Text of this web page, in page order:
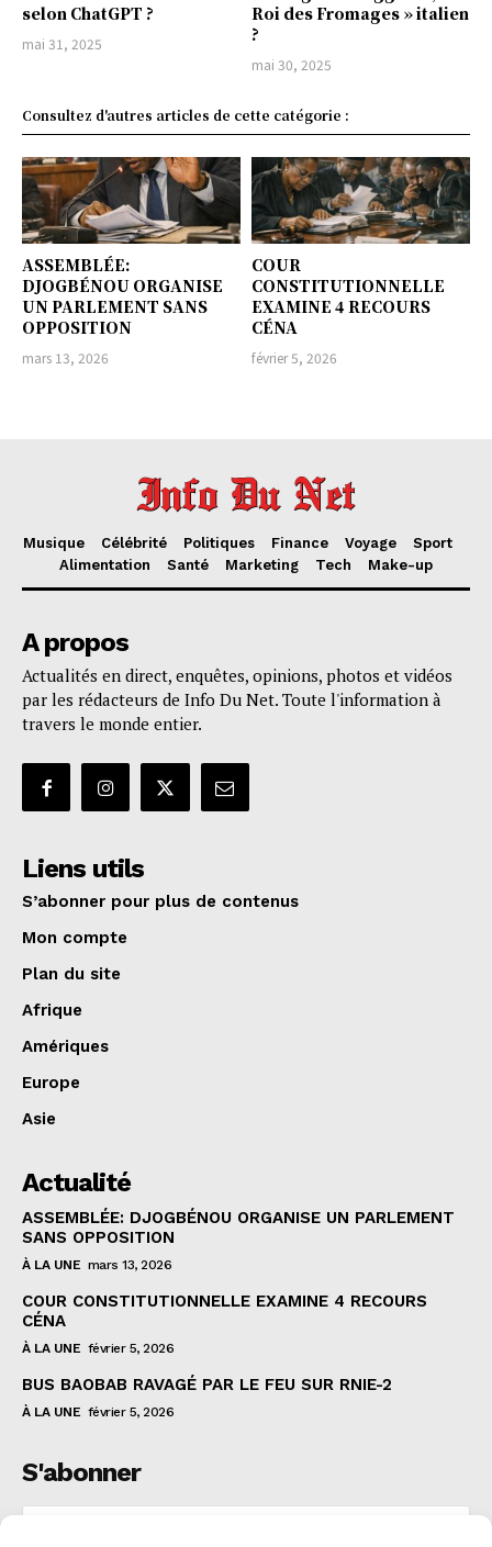
selon ChatGPT ?
mai 31, 2025
Roi des Fromages » italien
?
mai 30, 2025
Consultez d'autres articles de cette catégorie :
ASSEMBLÉE:
DJOGBÉNOU ORGANISE
UN PARLEMENT SANS
OPPOSITION
mars 13, 2026
COUR
CONSTITUTIONNELLE
EXAMINE 4 RECOURS
CÉNA
février 5, 2026
Musique Célébrité Politiques Finance Voyage
Sport
Alimentation
Santé Marketing Tech Make-up
A propos
Actualités en direct, enquêtes, opinions, photos et vidéos
par les rédacteurs de Info Du Net. Toute l'information à
travers le monde entier.
Liens utils
S’abonner pour plus de contenus
Mon compte
Plan du site
Afrique
Amériques
Europe
Asie
Actualité
ASSEMBLÉE: DJOGBÉNOU ORGANISE UN PARLEMENT
SANS OPPOSITION
À LA UNE mars 13, 2026
COUR CONSTITUTIONNELLE EXAMINE 4 RECOURS
CÉNA
À LA UNE février 5, 2026
BUS BAOBAB RAVAGÉ PAR LE FEU SUR RNIE-2
À LA UNE février 5, 2026
S'abonner